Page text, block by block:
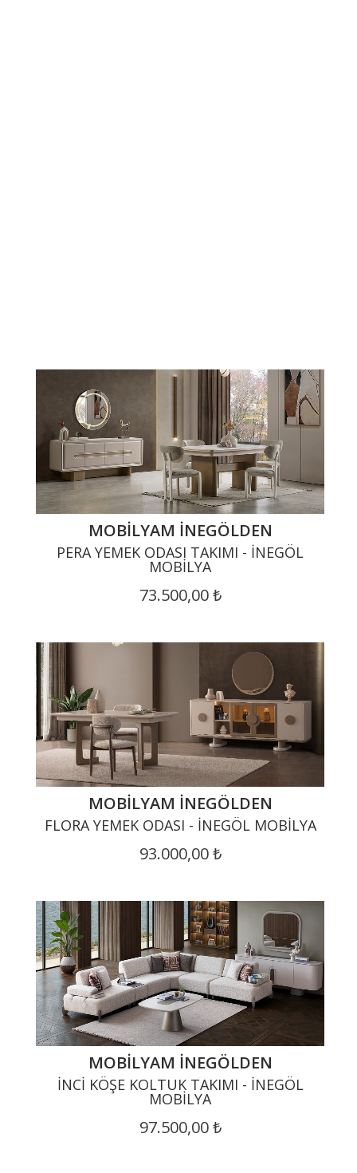
MOBILYAM İNEGÖLDEN
PERA YEMEK ODASI TAKIMI - İNEGÖL
MOBILYA
73.500,00 ₺
MOBILYAM İNEGÖLDEN
FLORA YEMEK ODASI - İNEGÖL MOBILYA
93.000,00 ₺
MOBILYAM İNEGÖLDEN
İNCI KÖŞE KOLTUK TAKIMI - İNEGÖL
MOBILYA
97.500,00 ₺